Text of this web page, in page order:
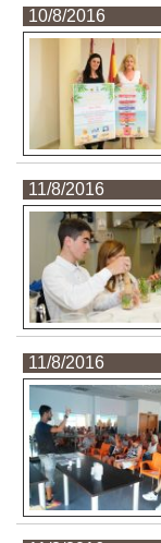
10/8/2016
11/8/2016
11/8/2016